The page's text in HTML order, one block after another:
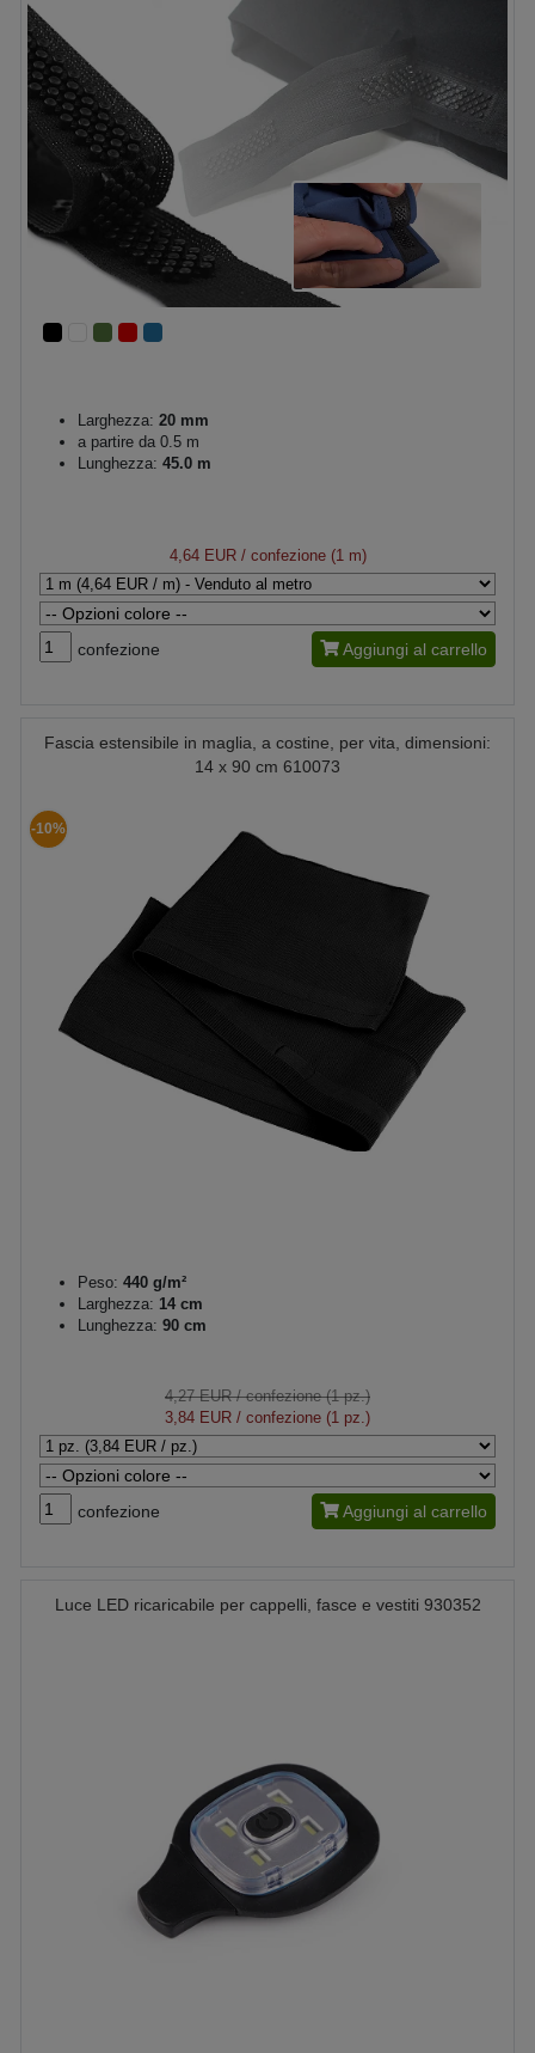
Larghezza: 20 mm
a partire da 0.5 m
Lunghezza: 45.0 m
4,64 EUR/ confezione (1 m)
confezione Aggiungi al carrello
Fascia estensibile in maglia, a costine, per vita, dimensioni:
14 x 90 cm 610073
-10%
Peso: 440 g/m²
Larghezza: 14 cm
Lunghezza: 90 cm
4,27 EUR/ confezione (1 pz.)
3,84 EUR / confezione (1 pz.)
confezione Aggiungi al carrello
Luce LED ricaricabile per cappelli, fasce e vestiti 930352